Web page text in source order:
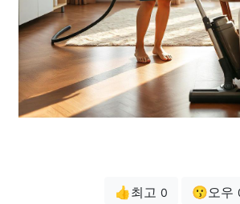
👍최고 0 😗오우